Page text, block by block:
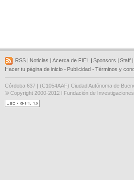
RSS | Noticias | Acerca de FIEL | Sponsors | Staff |
Hacer tu página de inicio - Publicidad - Términos y
Córdoba 637 | (C1054AAF) Ciudad Autónoma de
© Copyright 2000-2012 l Fundación de